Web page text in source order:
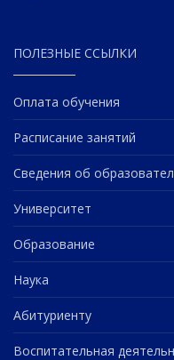
ПОЛЕЗНЫЕ ССЫЛКИ
Оплата обучения
Расписание занятий
Сведения об
Университет
Образование
Наука
Абитуриенту
Воспитательная